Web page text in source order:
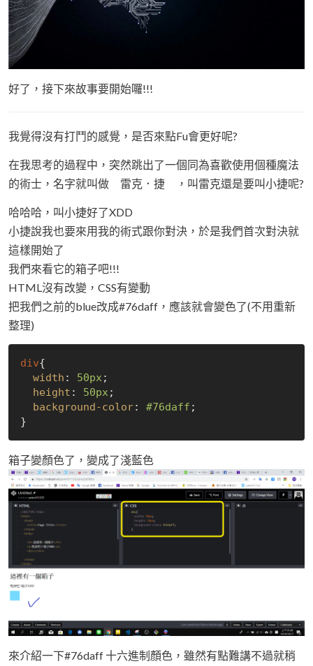
好了，接下來故事要開始囉!!!
我覺得沒有打鬥的感覺，是否來點Fu會更好呢?
在我思考的過程中，突然跳出了一個同為喜歡使用個種魔法
的術士，名字就叫做 雷克．捷 ，叫雷克還是要叫小捷呢?
哈哈哈，叫小捷好了XDD
小捷說我也要來用我的術式跟你對決，於是我們首次對決就
這樣開始了
我們來看它的箱子吧!!!
HTML沒有改變，CSS有變動
把我們之前的blue改成#76daff，應該就會變色了(不用重新
整理)
div{
width : 50px ;
height : 50px ;
background-color: #76daff ;
箱子變顏色了，變成了淺藍色
來介紹一下#76daff 十六進制顏色，雖然有點難講不過就稍